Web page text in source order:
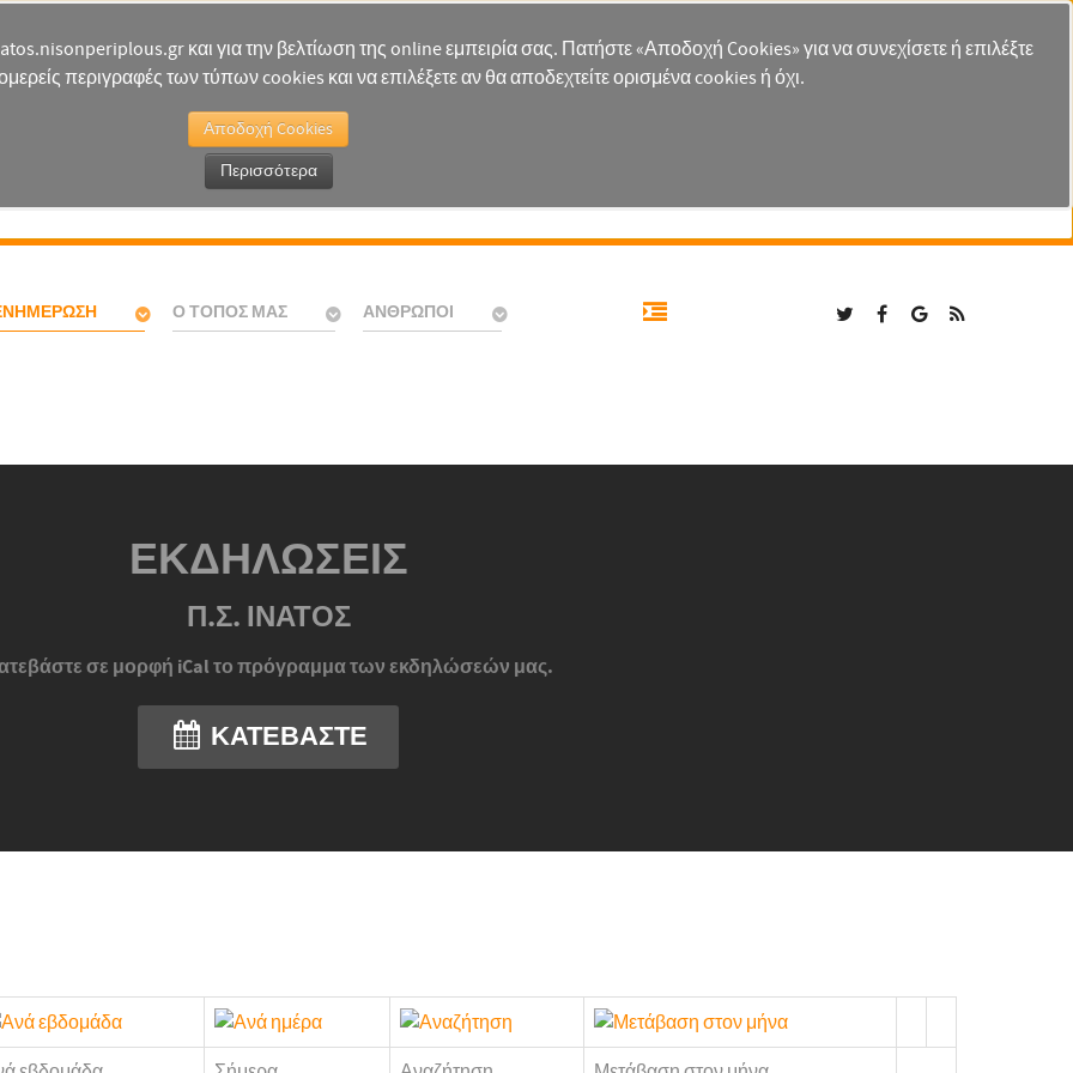
και για την βελτίωση της online εμπειρία σας. Πατήστε «Αποδοχή Cookies» για να συνεχίσετε ή επιλέξτε
περιγραφές των τύπων cookies και να επιλέξετε αν θα αποδεχτείτε ορισμένα cookies ή όχι.
Αποδοχή Cookies
Περισσότερα
Ο ΤΌΠΟΣ ΜΑΣ ΆΝΘΡΩΠΟΙ
ΕΚΔΗΛΏΣΕΙΣ
Π.Σ. ΊΝΑΤΟΣ
σε μορφή iCal το πρόγραμμα των εκδηλώσεών μας.
ΚΑΤΕΒΆΣΤΕ